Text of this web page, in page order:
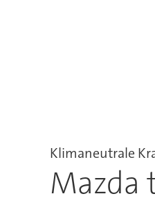
Klimaneutrale
Mazda